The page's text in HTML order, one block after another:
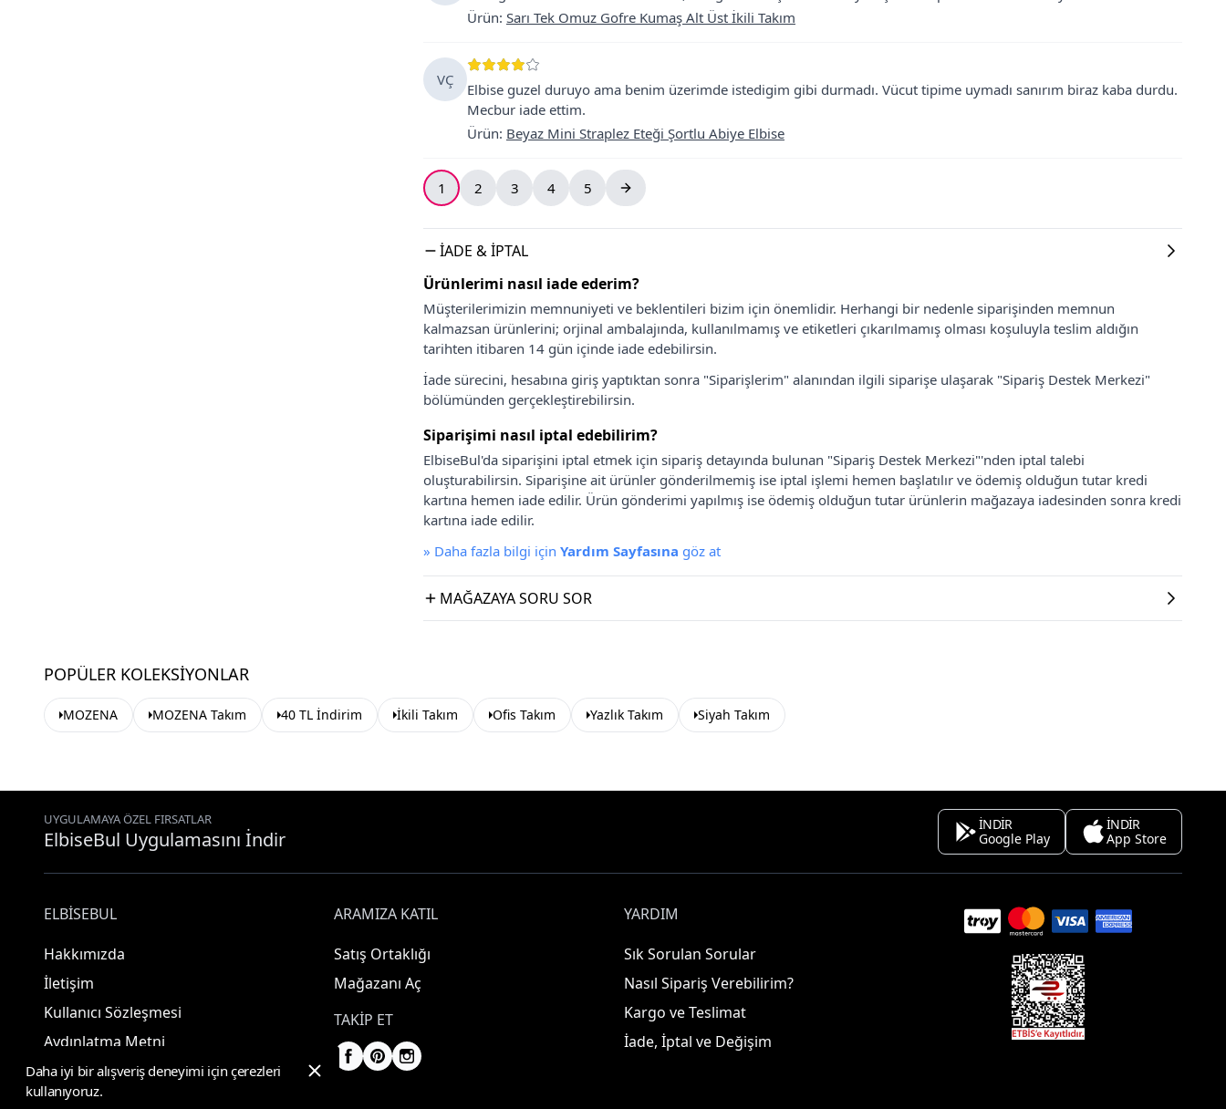
Ürün: Sarı Tek Omuz Gofre Kumaş Alt Üst İkili Takım
VÇ
Elbise guzel duruyo ama benim üzerimde istedigim gibi durmadı. Vücut tipime uymadı sanırım biraz kaba durdu.
Mecbur iade ettim.
Ürün: Beyaz Mini Straplez Eteği Şortlu Abiye Elbise
1 2 3 4 5
İADE & İPTAL
Ürünlerimi nasıl iade ederim?
Müşterilerimizin memnuniyeti ve beklentileri bizim için önemlidir. Herhangi bir nedenle siparişinden memnun
kalmazsan ürünlerini; orjinal ambalajında, kullanılmamış ve etiketleri çıkarılmamış olması koşuluyla teslim aldığın
tarihten itibaren 14 gün içinde iade edebilirsin.
İade sürecini, hesabına giriş yaptıktan sonra "Siparişlerim" alanından ilgili siparişe ulaşarak "Sipariş Destek Merkezi"
bölümünden gerçekleştirebilirsin.
Siparişimi nasıl iptal edebilirim?
ElbiseBul'da siparişini iptal etmek için sipariş detayında bulunan "Sipariş Destek Merkezi"'nden iptal talebi
oluşturabilirsin. Siparişine ait ürünler gönderilmemiş ise iptal işlemi hemen başlatılır ve ödemiş olduğun tutar kredi
kartına hemen iade edilir. Ürün gönderimi yapılmış ise ödemiş olduğun tutar ürünlerin mağazaya iadesinden sonra kredi
kartına iade edilir.
» Daha fazla bilgi için Yardım Sayfasına göz at
MAĞAZAYA SORU SOR
POPÜLER KOLEKSIYONLAR
MOZENA MOZENA Takım 40 TL İndirim İkili Takım Ofis Takım Yazlık Takım Siyah Takım
UYGULAMAYA ÖZEL FIRSATLAR
ElbiseBul Uygulamasını İndir
İNDİR
Google Play
İNDİR
App Store
ELBISEBUL
Hakkımızda
İletişim
Kullanıcı Sözleşmesi
Aydınlatma Metni
ARAMIZA KATIL
Satış Ortaklığı
Mağazanı Aç
TAKIP ET
YARDIM
Sık Sorulan Sorular
Nasıl Sipariş Verebilirim?
Kargo ve Teslimat
İade, İptal ve Değişim
Daha iyi bir alışveriş deneyimi için çerezleri
kullanıyoruz.